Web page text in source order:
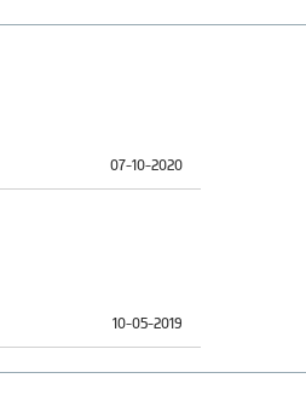
07-10-2020
10-05-2019